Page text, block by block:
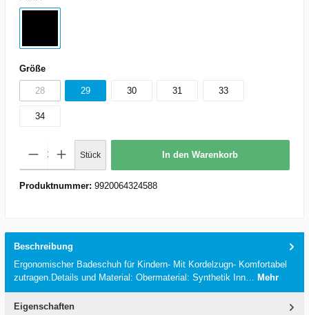
Größe
28 29 30 31 33
34
Stück In den Warenkorb
Produktnummer: 9920064324588
Beschreibung
Ergonomischer Badeschuh für Kindern- Mit Kordelzugn- Komfortabel
zutragen.Details und Material: Obermaterial: Synthetik Inn… Mehr
Eigenschaften